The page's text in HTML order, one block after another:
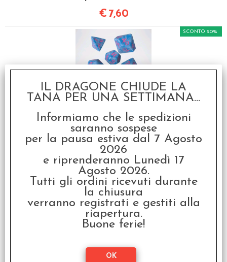
€ 7,60
Set Dadi Classici Runici
- Ghiaccio, Rosa
€ 9,50
SCONTO 20%
€ 7,60
Set Dadi Classici Runici
- Viola, Verde
IL DRAGONE CHIUDE LA
TANA PER UNA SETTIMANA...
Informiamo che le spedizioni
saranno sospese
per la pausa estiva dal 7 Agosto
2026
e riprenderanno Lunedì 17
Agosto 2026.
Tutti gli ordini ricevuti durante
la chiusura
verranno registrati e gestiti alla
riapertura.
Buone ferie!